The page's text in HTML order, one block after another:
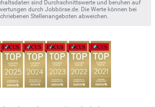
sind Durchschnittswerte und beruhen auf
durch Jobbörse.de. Die Werte können bei
Stellenangeboten abweichen.